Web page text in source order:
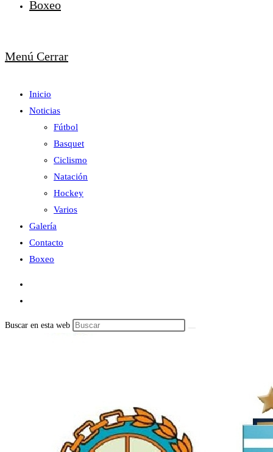
Boxeo
Menú Cerrar
Inicio
Noticias
Fútbol
Basquet
Ciclismo
Natación
Hockey
Varios
Galería
Contacto
Boxeo
Buscar en esta web